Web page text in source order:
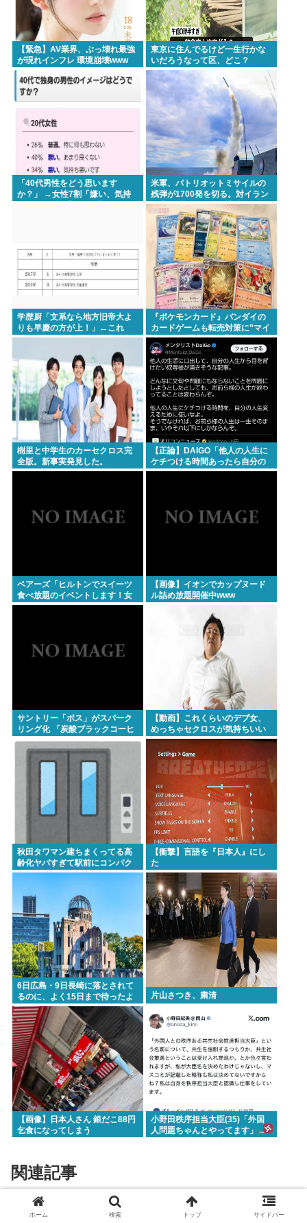
【緊急】AV業界、ぶっ壊れ最強
が現れインフレ 環境崩壊www
東京に住んでるけど一生行かな
いだろうなって区、どこ？
「40代男性をどう思います
か？」 →女性7割「嫌い、気持
米軍、パトリオットミサイルの
残弾が1700発を切る。対イラン
で大量消耗した分を補填するの
に2年以上かかる模様。
学歴厨「文系なら地方旧帝大よ
りも早慶の方が上！」←これ
『ポケモンカード』バンダイの
カードゲームも転売対策に”マイ
ナンバー”導入開始「効果テキメ
ン」
樹里と中学生のカーセクロス完
全版。新事実発見した。
【正論】DAIGO「他人の人生に
ケチつける時間あったら自分の
人生変えるために使え。お前ら
ペアーズ「ヒルトンでスイーツ
食べ放題のイベントします！女
2500円男7000円！！！」→男が
【画像】イオンでカップヌード
ル詰め放題開催中www
サントリー「ボス」がスパーク
リング化 「炭酸ブラックコーヒ
ー」に
【動画】これくらいのデブ女、
めっちゃセクロスが気持ちいい
ww
秋田タワマン建ちまくってる高
齢化ヤバすぎて駅前にコンパク
トシティつくって...
【衝撃】言語を『日本人』にし
た
6日広島・9日長崎に落とされて
るのに、よく15日まで待ったよ
な
片山さつき、粛清
【画像】日本人さん 銀だこ88円
乞食になってしまう
小野田秩序担当大臣(35)「外国
人問題ちゃんとやってます」→
関連記事
VIP
レスバ最強だけど誰かやろうぜ！
ホーム 検索 トップ サイドバー